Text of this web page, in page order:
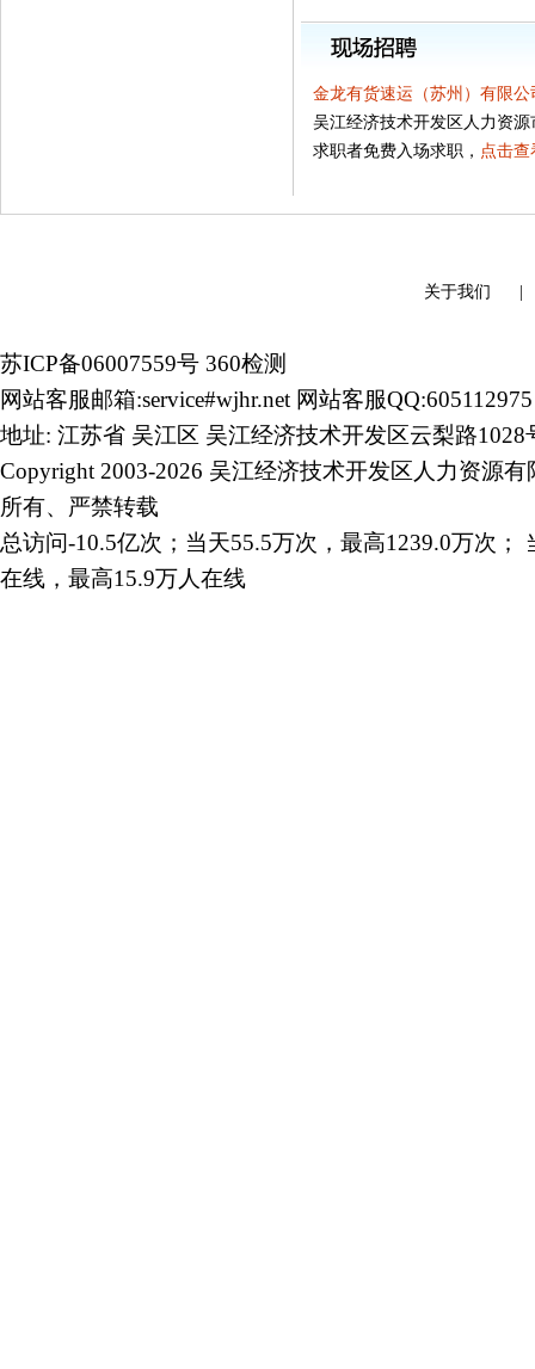
金龙有货速运（苏州）有限公
吴江经济技术开发区人力资
求职者免费入场求职， 点击查
关于我们
苏ICP备06007559号 360检测
网站客服邮箱:service#wjhr.net 网站客服QQ:605112975
地址: 江苏省 吴江区 吴江经济技术开发区云梨路1028
Copyright 2003-2026 吴江经济技术开发区人力资源有
所有、严禁转载
总访问-10.5亿次；当天55.5万次，最高1239.0万次；
在线，最高15.9万人在线